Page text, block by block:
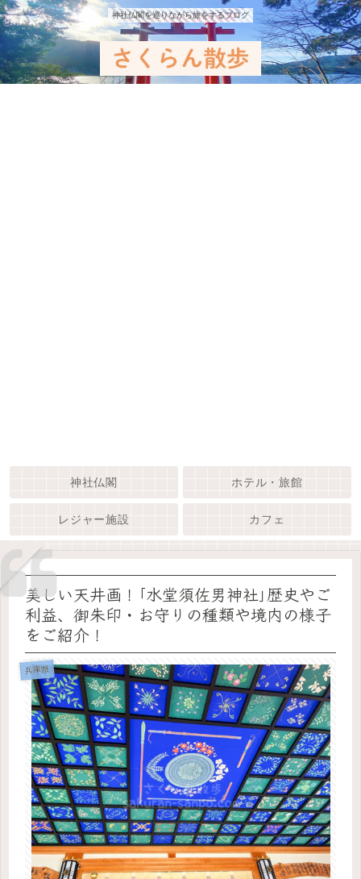
神社仏閣を巡りながら旅をするブログ
神社仏閣 ホテル・旅館
レジャー施設 カフェ
美しい天井画！｢水堂須佐男神社｣歴史やご
利益、御朱印・お守りの種類や境内の様子
をご紹介！
兵庫県